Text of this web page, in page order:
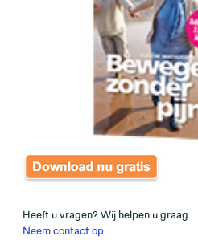
Heeft u vragen? Wij helpen u graag.
Neem contact op